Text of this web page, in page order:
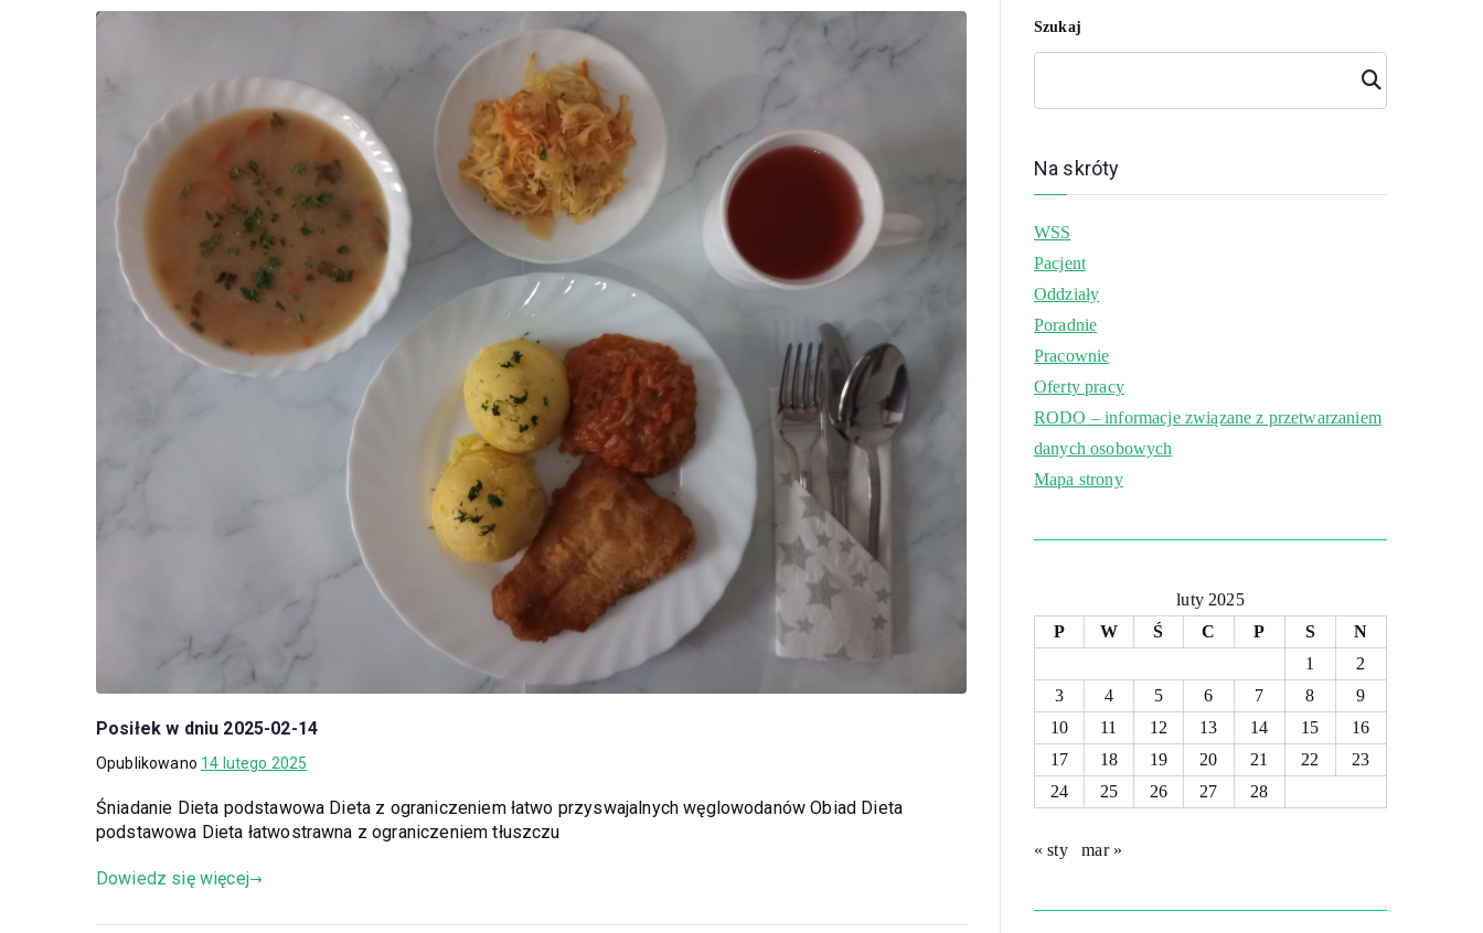
Posiłek w dniu 2025-02-14
Opublikowano 14 lutego 2025
Śniadanie Dieta podstawowa Dieta z ograniczeniem łatwo przyswajalnych węglowodanów Obiad Dieta
podstawowa Dieta łatwostrawna z ograniczeniem tłuszczu
Dowiedz się więcej
Szukaj
Szuk
aj
Na skróty
WSS
Pacjent
Oddziały
Poradnie
Pracownie
Oferty pracy
RODO – informacje związane z przetwarzaniem
danych osobowych
Mapa strony
luty 2025
P
W Ś C P S
N
1
2
3
4 5 6 7 8
9
10
11 12 13 14 15
16
17
18 19 20 21 22
23
24
25 26 27 28
« sty mar »